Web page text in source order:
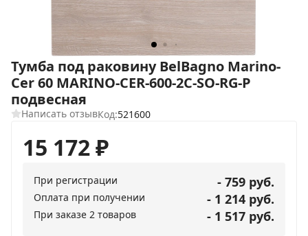
Тумба под раковину BelBagno Marino-
Cer 60 MARINO-CER-600-2C-SO-RG-P
подвесная
Написать отзывКод:521600
15 172₽
При регистрации - 759 руб.
Оплата при получении - 1 214 руб.
При заказе 2 товаров - 1 517 руб.